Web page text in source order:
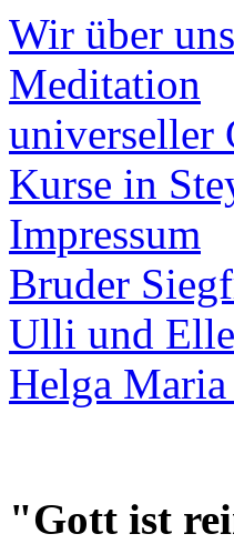
Wir über uns
Meditation
universeller
Kurse in
Impressum
Bruder
Ulli und
Helga Maria
"Gott ist